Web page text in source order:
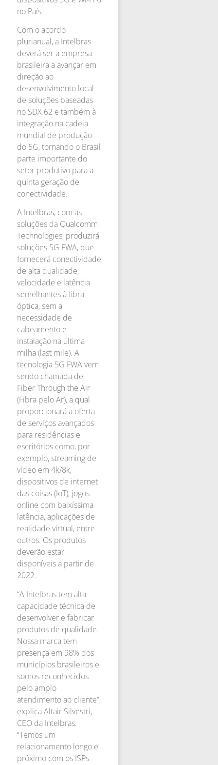
no País.
Com o acordo
plurianual, a Intelbras
deverá ser a empresa
brasileira a avançar em
direção ao
desenvolvimento local
de soluções baseadas
no SDX 62 e também à
integração na cadeia
mundial de produção
do 5G, tornando o Brasil
parte importante do
setor produtivo para a
quinta geração de
conectividade.
A Intelbras, com as
soluções da Qualcomm
Technologies, produzirá
soluções 5G FWA, que
fornecerá conectividade
de alta qualidade,
velocidade e latência
semelhantes à fibra
óptica, sem a
necessidade de
cabeamento e
instalação na última
milha (last mile). A
tecnologia 5G FWA vem
sendo chamada de
Fiber Through the Air
(Fibra pelo Ar), a qual
proporcionará a oferta
de serviços avançados
para residências e
escritórios como, por
exemplo, streaming de
vídeo em 4k/8k,
dispositivos de internet
das coisas (IoT), jogos
online com baixíssima
latência, aplicações de
realidade virtual, entre
outros. Os produtos
deverão estar
disponíveis a partir de
2022.
“A Intelbras tem alta
capacidade técnica de
desenvolver e fabricar
produtos de qualidade.
Nossa marca tem
presença em 98% dos
municípios brasileiros e
somos reconhecidos
pelo amplo
atendimento ao cliente”,
explica Altair Silvestri,
CEO da Intelbras.
“Temos um
relacionamento longo e
próximo com os ISPs